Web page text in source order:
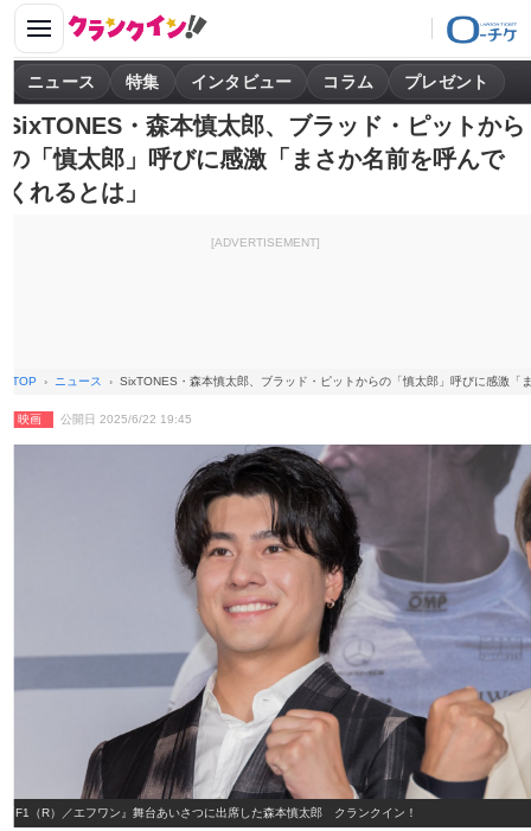
ニュース 特集 インタビュー コラム プレゼント
SixTONES・森本慎太郎、ブラッド・ピットから
の「慎太郎」呼びに感激「まさか名前を呼んで
くれるとは」
[ADVERTISEMENT]
TOP ニュース SixTONES・森本慎太郎、ブラッド・ピットからの「慎太郎」呼びに感激「
映画 公開日 2025/6/22 19:45
『F1（R）／エフワン』舞台あいさつに出席した森本慎太郎 クランクイン！